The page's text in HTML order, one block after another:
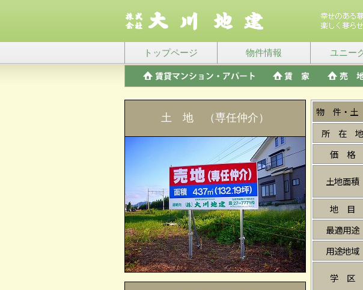
トップページ 物件情報 ユニー
土 地 （専任仲介）
物 件・土
所 在 地
価 格
土地面積
地 目
最適用途
用途地域
学 区